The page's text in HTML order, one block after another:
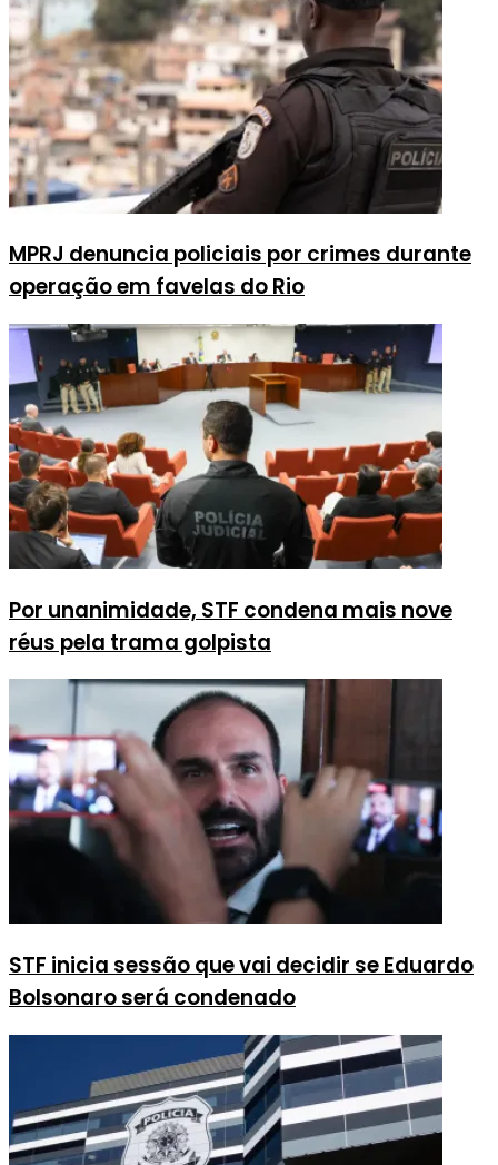
MPRJ denuncia policiais por crimes durante
operação em favelas do Rio
Por unanimidade, STF condena mais nove
réus pela trama golpista
STF inicia sessão que vai decidir se Eduardo
Bolsonaro será condenado